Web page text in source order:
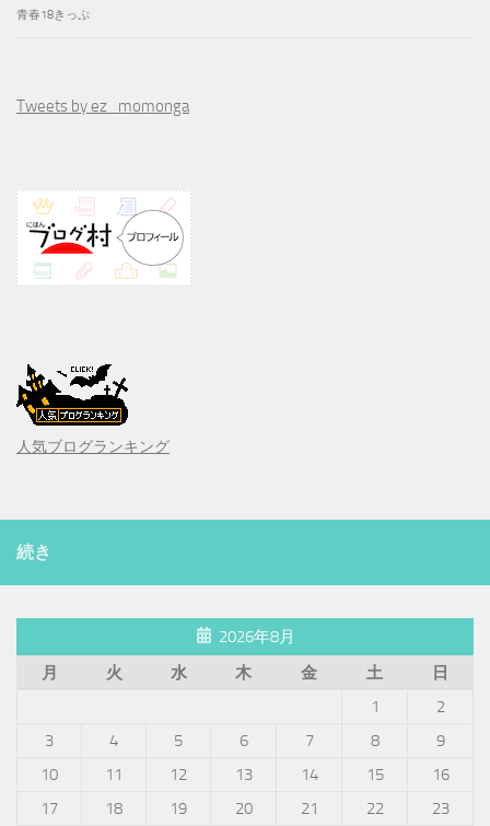
青春18きっぷ
Tweets by ez_momonga
人気ブログランキング
続き
2026年8月
月
火 水 木 金 土
日
1
2
3
4 5 6 7 8
9
10
11 12 13 14 15
16
17
18 19 20 21 22
23